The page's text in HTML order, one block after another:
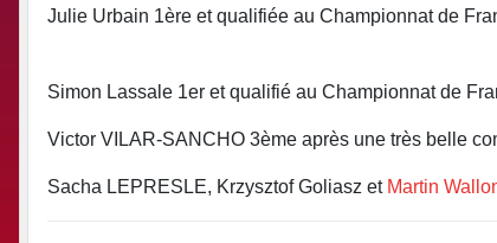
Julie Urbain 1ère et qualifiée au Championnat de
Simon Lassale 1er et qualifié au Championnat de
Victor VILAR-SANCHO 3ème après une très belle
Sacha LEPRESLE, Krzysztof Goliasz et Martin